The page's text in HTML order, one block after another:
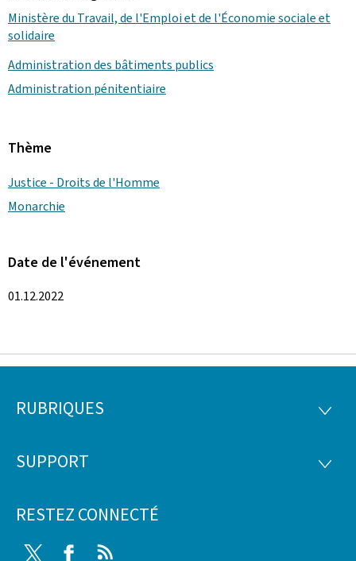
Ministère du Travail, de l'Emploi et de l'Économie sociale et
solidaire
Administration des bâtiments publics
Administration pénitentiaire
Thème
Justice - Droits de l'Homme
Monarchie
Date de l'événement
01.12.2022
Pied
page
RUBRIQUES
SUPPORT
RESTEZ CONNECTÉ
Twitter Facebook